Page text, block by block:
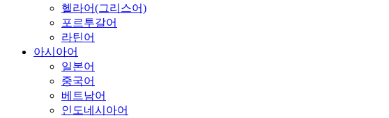
헬라어(그리스어)
포르투갈어
라틴어
아시아어
일본어
중국어
베트남어
인도네시아어